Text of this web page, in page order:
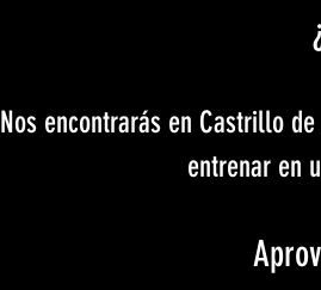
Nos encontrarás en Castrillo
entrenar en